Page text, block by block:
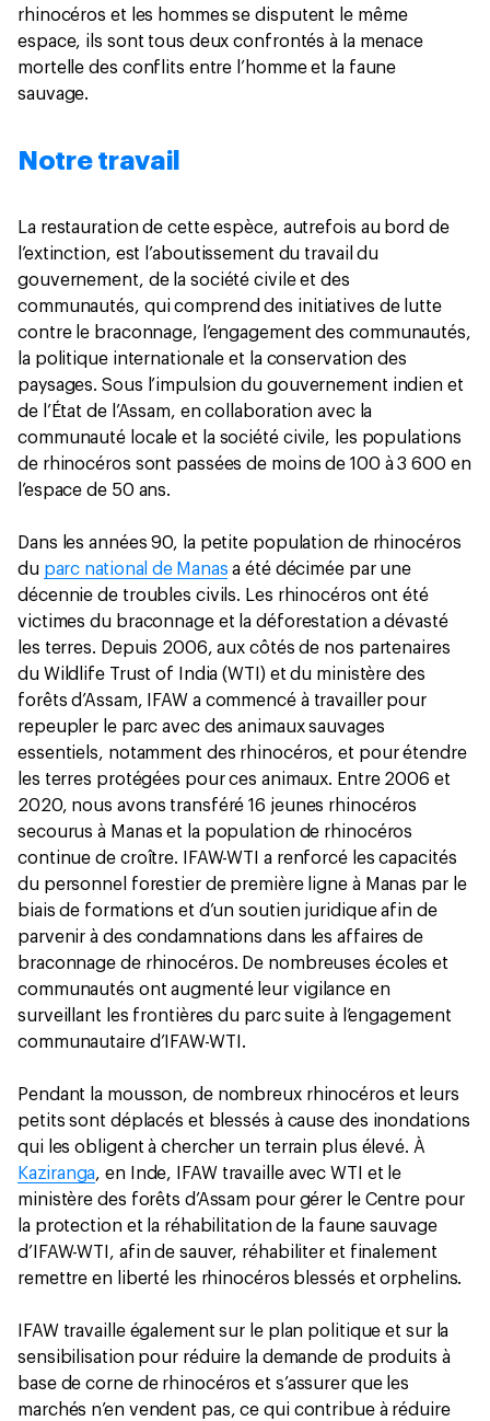
rhinocéros et les hommes se disputent le même
espace, ils sont tous deux confrontés à la menace
mortelle des conflits entre l’homme et la faune
sauvage.
Notre travail
La restauration de cette espèce, autrefois au bord de
l’extinction, est l’aboutissement du travail du
gouvernement, de la société civile et des
communautés, qui comprend des initiatives de lutte
contre le braconnage, l’engagement des communautés,
la politique internationale et la conservation des
paysages. Sous l’impulsion du gouvernement indien et
de l’État de l’Assam, en collaboration avec la
communauté locale et la société civile, les populations
de rhinocéros sont passées de moins de 100 à 3 600 en
l’espace de 50 ans.
Dans les années 90, la petite population de rhinocéros
du parc national de Manas a été décimée par une
décennie de troubles civils. Les rhinocéros ont été
victimes du braconnage et la déforestation a dévasté
les terres. Depuis 2006, aux côtés de nos partenaires
du Wildlife Trust of India (WTI) et du ministère des
forêts d’Assam, IFAW a commencé à travailler pour
repeupler le parc avec des animaux sauvages
essentiels, notamment des rhinocéros, et pour étendre
les terres protégées pour ces animaux. Entre 2006 et
2020, nous avons transféré 16 jeunes rhinocéros
secourus à Manas et la population de rhinocéros
continue de croître. IFAW-WTI a renforcé les capacités
du personnel forestier de première ligne à Manas par le
biais de formations et d’un soutien juridique afin de
parvenir à des condamnations dans les affaires de
braconnage de rhinocéros. De nombreuses écoles et
communautés ont augmenté leur vigilance en
surveillant les frontières du parc suite à l’engagement
communautaire d’IFAW-WTI.
Pendant la mousson, de nombreux rhinocéros et leurs
petits sont déplacés et blessés à cause des inondations
qui les obligent à chercher un terrain plus élevé. À
Kaziranga, en Inde, IFAW travaille avec WTI et le
ministère des forêts d’Assam pour gérer le Centre pour
la protection et la réhabilitation de la faune sauvage
d’IFAW-WTI, afin de sauver, réhabiliter et finalement
remettre en liberté les rhinocéros blessés et orphelins.
IFAW travaille également sur le plan politique et sur la
sensibilisation pour réduire la demande de produits à
base de corne de rhinocéros et s’assurer que les
marchés n’en vendent pas, ce qui contribue à réduire